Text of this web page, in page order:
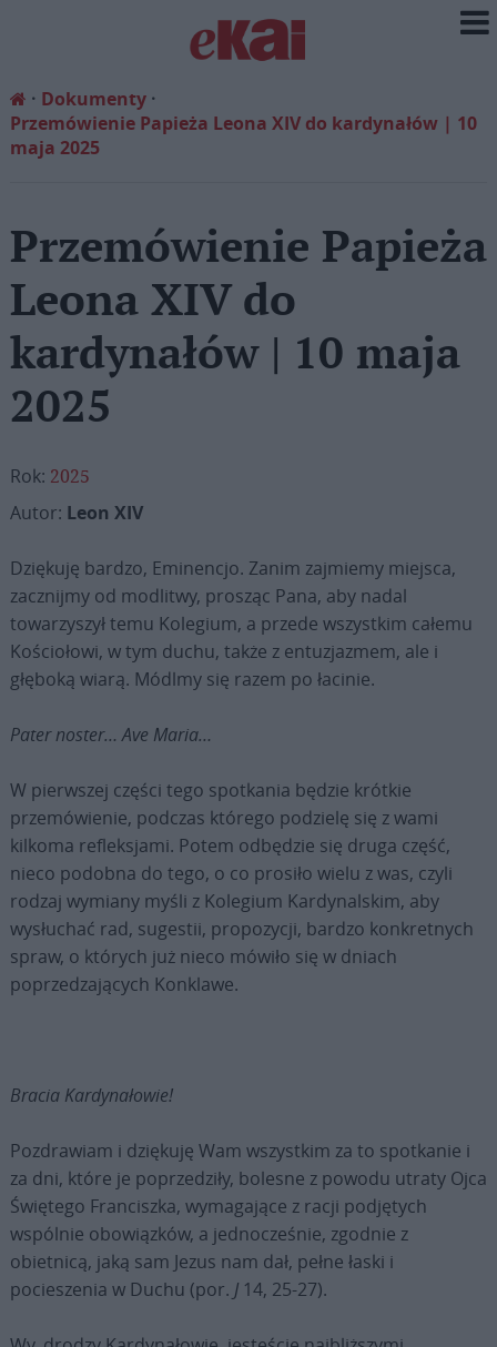
Dokumenty
Przemówienie Papieża Leona XIV do kardynałów | 10
maja 2025
Przemówienie Papieża
Leona XIV do
kardynałów | 10 maja
2025
Rok: 2025
Autor: Leon XIV
Dziękuję bardzo, Eminencjo. Zanim zajmiemy miejsca,
zacznijmy od modlitwy, prosząc Pana, aby nadal
towarzyszył temu Kolegium, a przede wszystkim całemu
Kościołowi, w tym duchu, także z entuzjazmem, ale i
głęboką wiarą. Módlmy się razem po łacinie.
Pater noster… Ave Maria…
W pierwszej części tego spotkania będzie krótkie
przemówienie, podczas którego podzielę się z wami
kilkoma refleksjami. Potem odbędzie się druga część,
nieco podobna do tego, o co prosiło wielu z was, czyli
rodzaj wymiany myśli z Kolegium Kardynalskim, aby
wysłuchać rad, sugestii, propozycji, bardzo konkretnych
spraw, o których już nieco mówiło się w dniach
poprzedzających Konklawe.
Bracia Kardynałowie!
Pozdrawiam i dziękuję Wam wszystkim za to spotkanie i
za dni, które je poprzedziły, bolesne z powodu utraty Ojca
Świętego Franciszka, wymagające z racji podjętych
wspólnie obowiązków, a jednocześnie, zgodnie z
obietnicą, jaką sam Jezus nam dał, pełne łaski i
pocieszenia w Duchu (por. J14, 25-27).